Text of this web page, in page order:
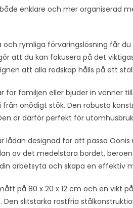
enklare och mer organiserad
och rymliga förvaringslösning får
att du kan fokusera på det
att alla redskap hålls på ett
för familjen eller bjuder in vänner
onödigt stök. Den robusta
är därför perfekt för
lådan designad för att passa
av det medelstora bordet,
arbetsyta och skapa en effektiv
på 80 x 20 x 12 cm och en vikt
Den slitstarka rostfria